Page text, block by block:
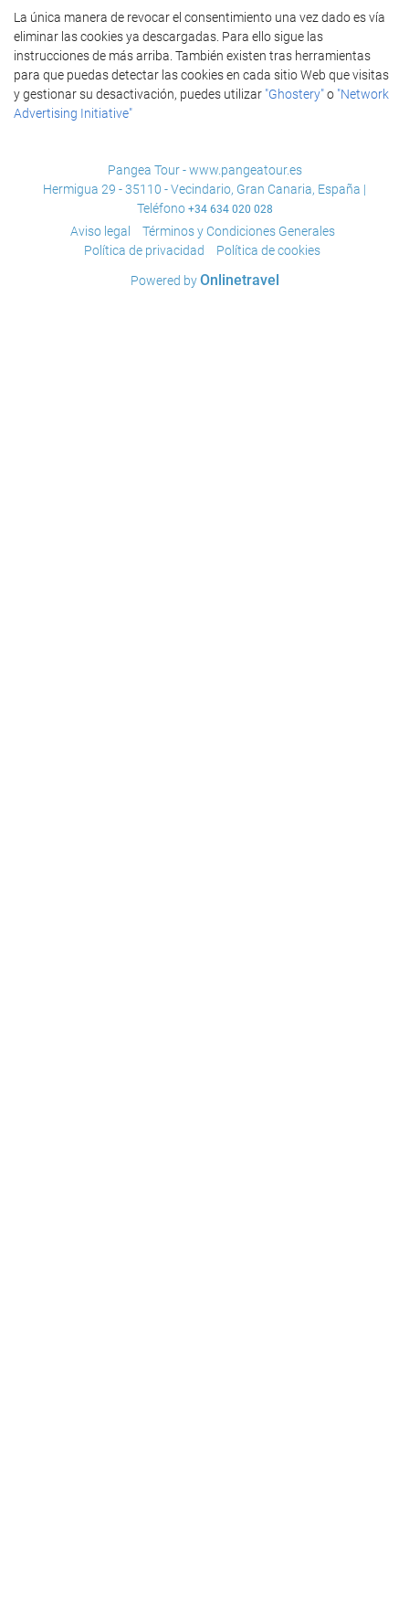
La única manera de revocar el consentimiento una vez dado es vía
eliminar las cookies ya descargadas. Para ello sigue las
instrucciones de más arriba. También existen tras herramientas
para que puedas detectar las cookies en cada sitio Web que visitas
y gestionar su desactivación, puedes utilizar "Ghostery"o "Network
Advertising Initiative"
Pangea Tour - www.pangeatour.es
Hermigua 29 - 35110 - Vecindario, Gran Canaria, España |
Teléfono +34 634 020 028
Aviso legal
Términos y Condiciones Generales
Política de privacidad
Política de cookies
Powered byOnlinetravel